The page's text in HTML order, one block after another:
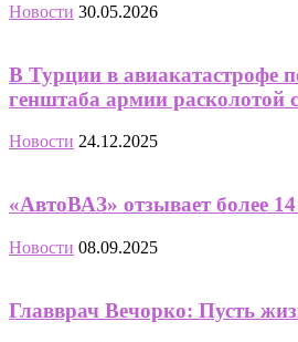
Новости 30.05.2026
В Турции в авиакатастрофе
генштаба армии расколотой
Новости 24.12.2025
«АвтоВАЗ» отзывает более
Новости 08.09.2025
Главврач Вечорко: Пусть